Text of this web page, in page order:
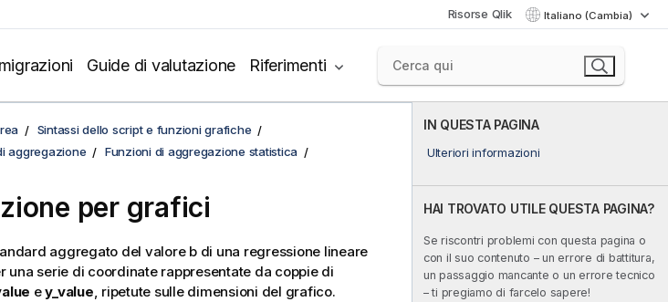
Risorse Qlik Italiano (Cambia)
Guide di valutazione Riferimenti
IN QUESTA PAGINA
Ulteriori informazioni
HAI TROVATO UTILE QUESTA PAGINA?
Se riscontri problemi con questa pagina o
con il suo contenuto – un errore di battitura,
un passaggio mancante o un errore tecnico
– ti pregiamo di farcelo sapere!
Sintassi dello script e funzioni grafiche
aggregazione Funzioni di aggregazione statistica
per grafici
aggregato del valore bdi una regressione lineare
una serie di coordinate rappresentate da coppie di
ey_value, ripetute sulle dimensioni del grafico.